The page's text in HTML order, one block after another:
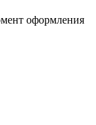
оформления